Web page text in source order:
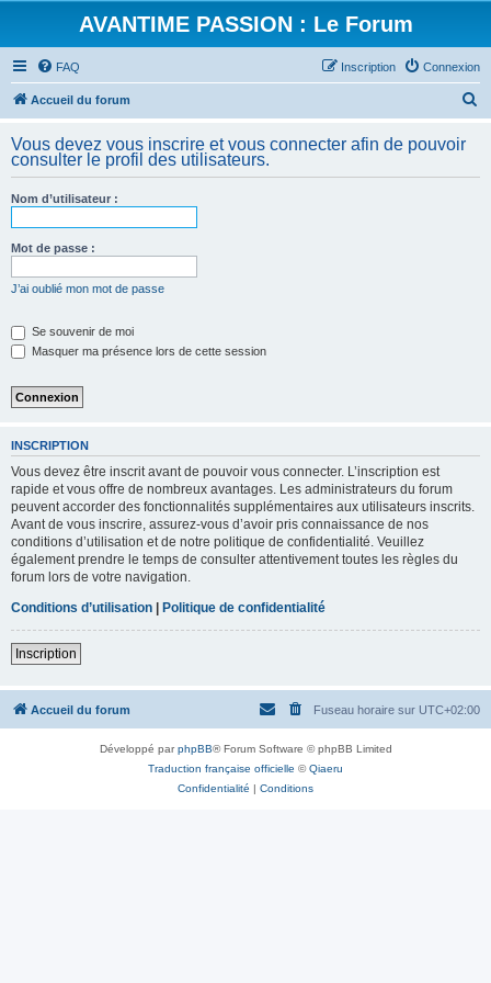
AVANTIME PASSION : Le Forum
FAQ Connexion
Inscription
Accueil du forum
h
Vous devez vous inscrire et vous connecter afin de pouvoir
consulter le profil des utilisateurs.
Nom d’utilisateur :
Mot de passe :
J’ai oublié mon mot de passe
Se souvenir de moi
Masquer ma présence lors de cette session
INSCRIPTION
Vous devez être inscrit avant de pouvoir vous connecter. L’inscription est
rapide et vous offre de nombreux avantages. Les administrateurs du forum
peuvent accorder des fonctionnalités supplémentaires aux utilisateurs inscrits.
Avant de vous inscrire, assurez-vous d’avoir pris connaissance de nos
conditions d’utilisation et de notre politique de confidentialité. Veuillez
également prendre le temps de consulter attentivement toutes les règles du
forum lors de votre navigation.
Conditions d’utilisation | Politique de confidentialité
Inscription
Accueil du forum Fuseau horaire sur UTC+02:00
Développé parphpBB® Forum Software © phpBB Limited
Traduction française officielle ©Qiaeru
Confidentialité | Conditions